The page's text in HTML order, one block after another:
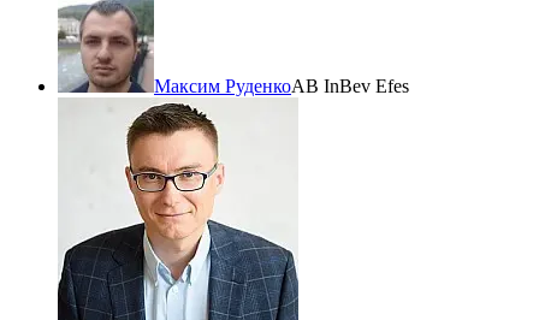
Максим РуденкоAB InBev Efes